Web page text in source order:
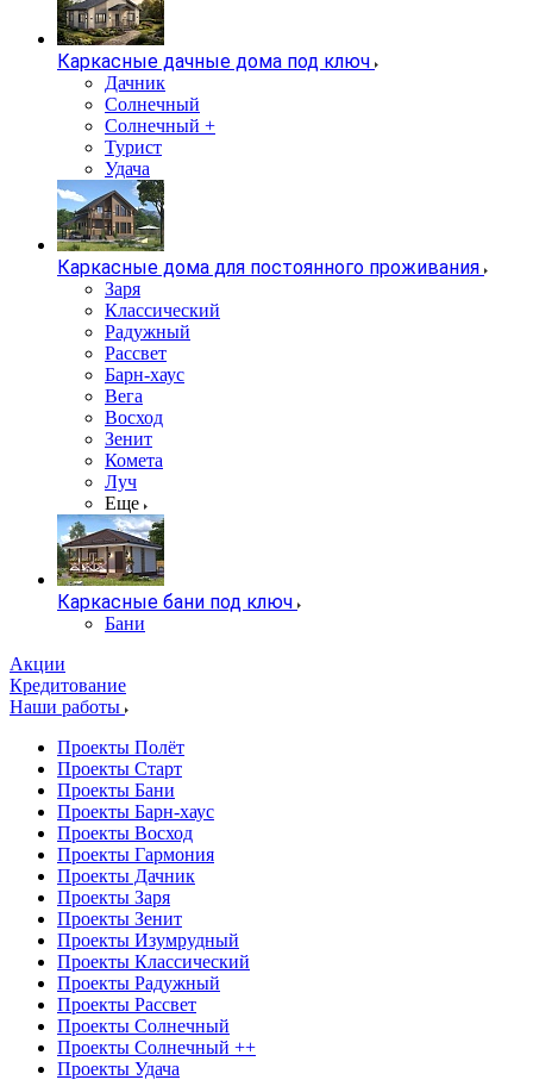
Каркасные дачные дома под ключ
Дачник
Солнечный
Солнечный +
Турист
Удача
Каркасные дома для постоянного проживания
Заря
Классический
Радужный
Рассвет
Барн-хаус
Вега
Восход
Зенит
Комета
Луч
Еще
Каркасные бани под ключ
Бани
Акции
Кредитование
Наши работы
Проекты Полёт
Проекты Старт
Проекты Бани
Проекты Барн-хаус
Проекты Восход
Проекты Гармония
Проекты Дачник
Проекты Заря
Проекты Зенит
Проекты Изумрудный
Проекты Классический
Проекты Радужный
Проекты Рассвет
Проекты Солнечный
Проекты Солнечный ++
Проекты Удача